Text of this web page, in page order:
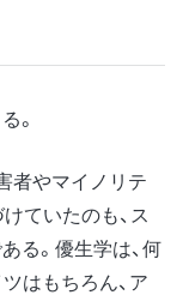
。
者やマイノリテ
ていたのも、ス
る。優生学は、何
はもちろん、ア